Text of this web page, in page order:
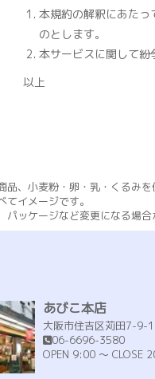
本規約の解釈にあたっ
のとします。
本サービスに関して紛
以上
、小麦粉・卵・乳・くるみを
イメージです。
ッケージなど変更になる場合
あびこ本店
大阪市住吉区苅田7-9-
06-6696-3580
OPEN 9:00 ～ CLOSE